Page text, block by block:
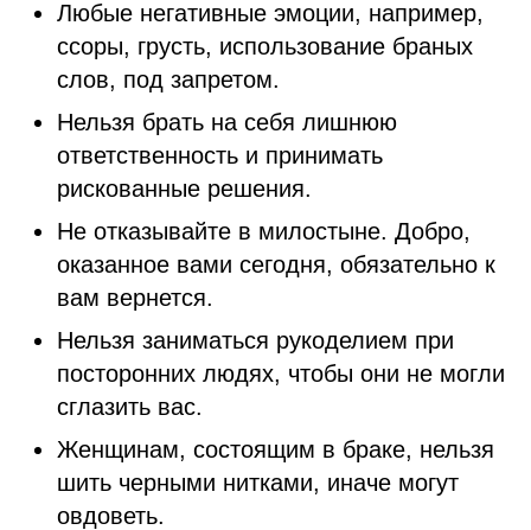
Любые негативные эмоции, например,
ссоры, грусть, использование браных
слов, под запретом.
Нельзя брать на себя лишнюю
ответственность и принимать
рискованные решения.
Не отказывайте в милостыне. Добро,
оказанное вами сегодня, обязательно к
вам вернется.
Нельзя заниматься рукоделием при
посторонних людях, чтобы они не могли
сглазить вас.
Женщинам, состоящим в браке, нельзя
шить черными нитками, иначе могут
овдоветь.